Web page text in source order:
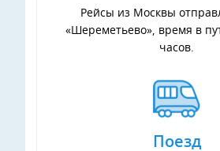
Рейсы из Москвы
«Шереметьево», время в
часов.
Поезд